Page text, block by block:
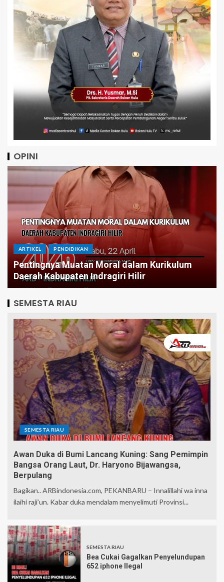
OPINI
ARTIKEL PENDIDIKAN
Pentingnya Muatan Moral dalam Kurikulum
Daerah Kabupaten Indragiri Hilir
SEMESTA RIAU
SEMESTA RIAU
Awan Duka di Bumi Lancang Kuning: Sang Pemimpin
Bangsa Orang Laut, Dr. Haryono Bijawangsa,
Berpulang
Bagikan.. ARBindonesia.com, PEKANBARU – Innalillahi wa inna
ilaihi raji’un. Kabar duka mendalam menyelimuti Provinsi...
SEMESTA RIAU
Bea Cukai Gagalkan Penyelundupan
652 iphone Ilegal